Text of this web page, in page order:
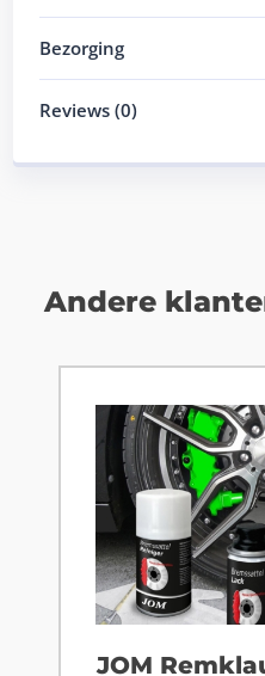
Bezorging
Reviews (0)
Andere
JOM